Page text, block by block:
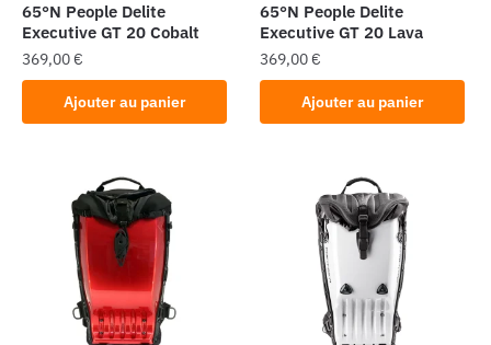
65°N People Delite
Executive GT 20 Cobalt
369,00€
Ajouter au panier
65°N People Delite
Executive GT 20 Lava
369,00€
Ajouter au panier